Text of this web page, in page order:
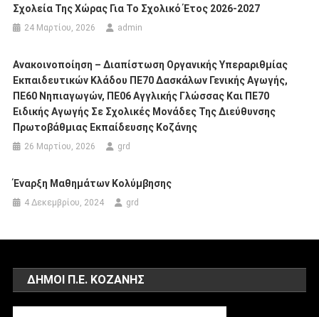
Σχολεία Της Χώρας Για Το Σχολικό Έτος 2026-2027
24 Μαρτίου, 2026 admin
Ανακοινοποίηση – Διαπίστωση Οργανικής Υπεραριθμίας
Εκπαιδευτικών Κλάδου ΠΕ70 Δασκάλων Γενικής Αγωγής,
ΠΕ60 Νηπιαγωγών, ΠΕ06 Αγγλικής Γλώσσας Και ΠΕ70
Ειδικής Αγωγής Σε Σχολικές Μονάδες Της Διεύθυνσης
Πρωτοβάθμιας Εκπαίδευσης Κοζάνης
26 Μαρτίου, 2026 grd
Έναρξη Μαθημάτων Κολύμβησης
4 Δεκεμβρίου, 2024 grd
ΔΗΜΟΙ Π.Ε. ΚΟΖΑΝΗΣ